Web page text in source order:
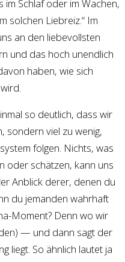
im Schlaf oder im Wachen,
solchen Liebreiz.“ Im
an den liebevollsten
und das hoch unendlich
haben, wie sich
so deutlich, dass wir
sondern viel zu wenig,
folgen. Nichts, was
oder schätzen, kann uns
Anblick derer, denen du
du jemanden wahrhaft
Moment? Denn wo wir
— und dann sagt der
liegt. So ähnlich lautet ja